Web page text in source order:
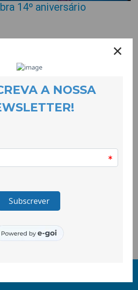
14º aniversário
a equipa reuniu-se para cantar os
que completou 14 anos de intervenção
e equidade social e também
dos elementos da equipa
em projectos distintos, partilham a
cidadania participativa, justiça
saudável, igualdade, devolver sorrisos,
a contribuir activamente para a